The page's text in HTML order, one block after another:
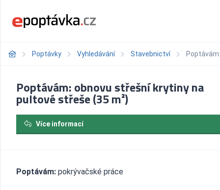
Poptávky Vyhledávání Stavebnictví
Poptávám: obnovu střešní krytiny na
pultové střeše (35 m²)
Více informací
Poptávám: pokrývačské práce